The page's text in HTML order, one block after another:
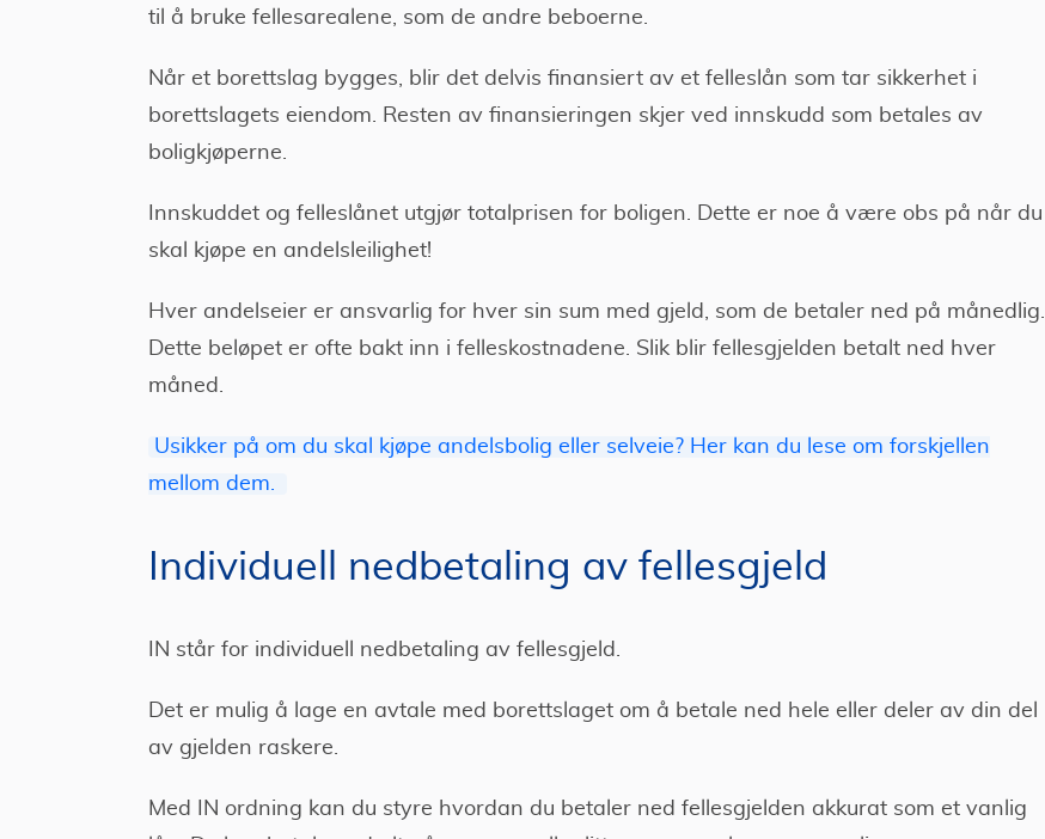
til å bruke fellesarealene, som de andre beboerne.
Når et borettslag bygges, blir det delvis finansiert av et felleslån som tar sikkerhet i
borettslagets eiendom. Resten av finansieringen skjer ved innskudd som betales av
boligkjøperne.
Innskuddet og felleslånet utgjør totalprisen for boligen. Dette er noe å være obs på når du
skal kjøpe en andelsleilighet!
Hver andelseier er ansvarlig for hver sin sum med gjeld, som de betaler ned på månedlig.
Dette beløpet er ofte bakt inn i felleskostnadene. Slik blir fellesgjelden betalt ned hver
måned.
Usikker på om du skal kjøpe andelsbolig eller selveie? Her kan du lese om forskjellen
mellom dem.
Individuell nedbetaling av fellesgjeld
IN står for individuell nedbetaling av fellesgjeld.
Det er mulig å lage en avtale med borettslaget om å betale ned hele eller deler av din del
av gjelden raskere.
Med IN ordning kan du styre hvordan du betaler ned fellesgjelden akkurat som et vanlig